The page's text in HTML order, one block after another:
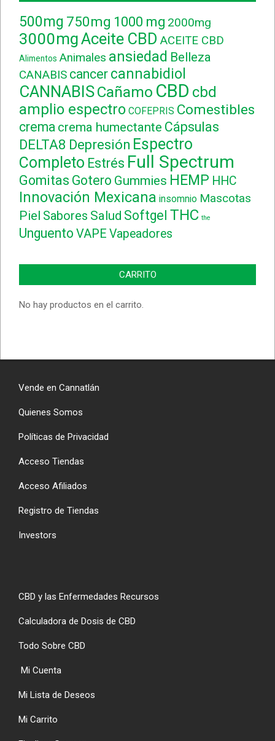
500mg 750mg 1000 mg 2000mg
3000mgAceite CBD ACEITE CBD
Alimentos Animales ansiedad Belleza
CANABIS cancer cannabidiol
CANNABISCañamo CBD cbd
amplio espectro COFEPRIS Comestibles
crema crema humectante Cápsulas
DELTA8 Depresión Espectro
Completo Estrés Full Spectrum
Gomitas Gotero Gummies HEMP HHC
Innovación Mexicana insomnio Mascotas
Piel Sabores Salud Softgel THC the
Unguento VAPE Vapeadores
CARRITO
No hay productos en el carrito.
Vende en Cannatlán
Quienes Somos
Políticas de Privacidad
Acceso Tiendas
Acceso Afiliados
Registro de Tiendas
Investors
CBD y las Enfermedades Recursos
Calculadora de Dosis de CBD
Todo Sobre CBD
Mi Cuenta
Mi Lista de Deseos
Mi Carrito